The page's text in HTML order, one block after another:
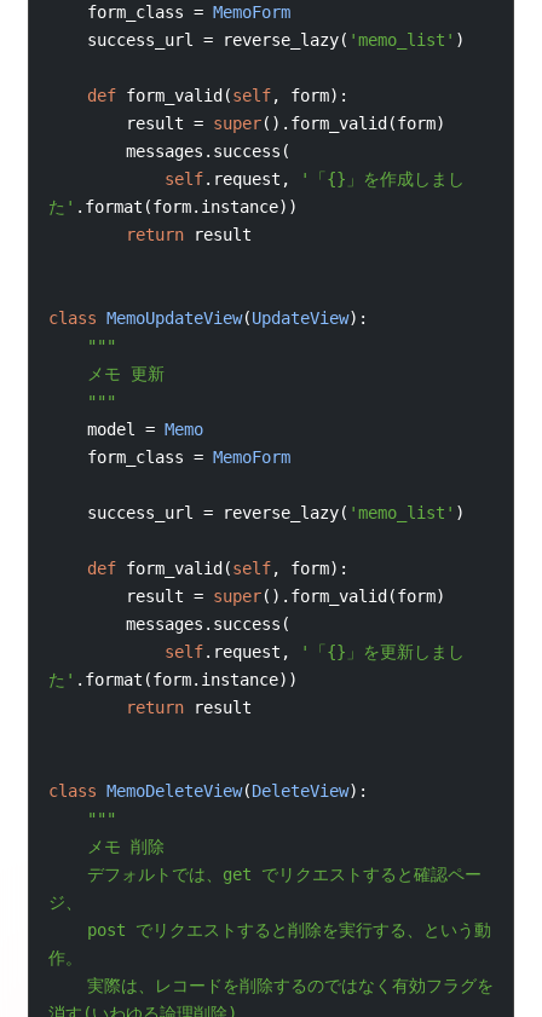
    form_class
= MemoForm
    success_url
= reverse_lazy( 'memo_list' )
def form_valid (self, form):
        result
= super(). form_valid (form)
        messages
. success (
self. request ,
'「{}」を作成しまし
た' . format (form. instance))
return
result
class MemoUpdateView(UpdateView):
"""
    メモ 更新
    """
model = Memo
    form_class
= MemoForm
    success_url
= reverse_lazy( 'memo_list' )
def form_valid (self, form):
        result
= super(). form_valid (form)
        messages
. success (
self. request ,
'「{}」を更新しまし
た' . format (form. instance))
return
result
class MemoDeleteView(DeleteView):
"""
    メモ 削除
ジ、
作。
消す(いわゆる論理削除)